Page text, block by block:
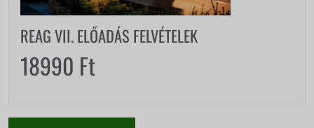
REAG VII. ELŐADÁS FELVÉTELEK
18990 Ft